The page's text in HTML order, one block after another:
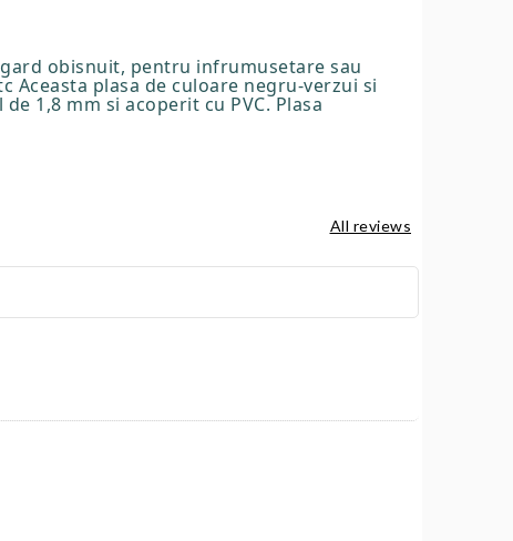
obisnuit, pentru infrumusetare sau
plasa de culoare negru-verzui si
1,8 mm si acoperit cu PVC. Plasa
All reviews